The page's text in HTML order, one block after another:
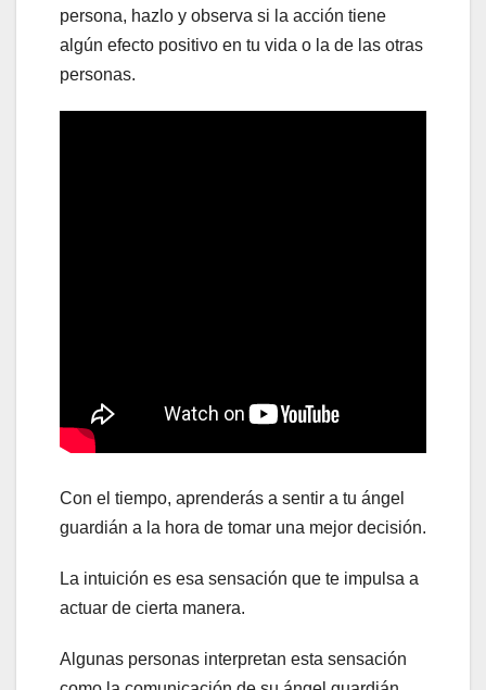
persona, hazlo y observa si la acción tiene
algún efecto positivo en tu vida o la de las otras
personas.
Con el tiempo, aprenderás a sentir a tu ángel
guardián a la hora de tomar una mejor decisión.
La intuición es esa sensación que te impulsa a
actuar de cierta manera.
Algunas personas interpretan esta sensación